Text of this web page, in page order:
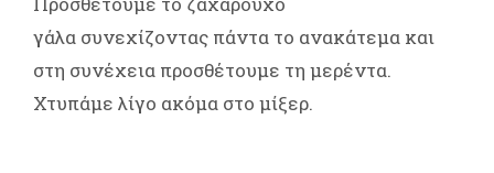
γάλα συνεχίζοντας πάντα το ανακάτεμα και
στη συνέχεια προσθέτουμε τη μερέντα.
Χτυπάμε λίγο ακόμα στο μίξερ.